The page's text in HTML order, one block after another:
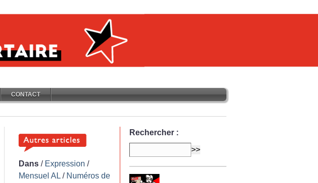
CONTACT
Dans / Expression /
Mensuel AL / Numéros de
Rechercher :